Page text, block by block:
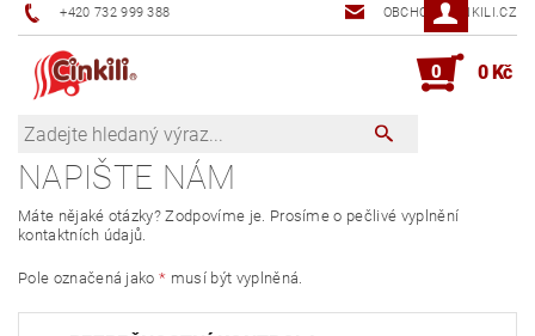
+420 732 999 388 OBCHOD@CINKILI.CZ
0 0 Kč
NAPIŠTE NÁM
Máte nějaké otázky? Zodpovíme je. Prosíme o pečlivé vyplnění
kontaktních údajů.
Pole označená jako* musí být vyplněná.